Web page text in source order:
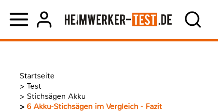
Startseite
> Test
> Stichsägen Akku
> 6 Akku-Stichsägen im Vergleich - Fazit